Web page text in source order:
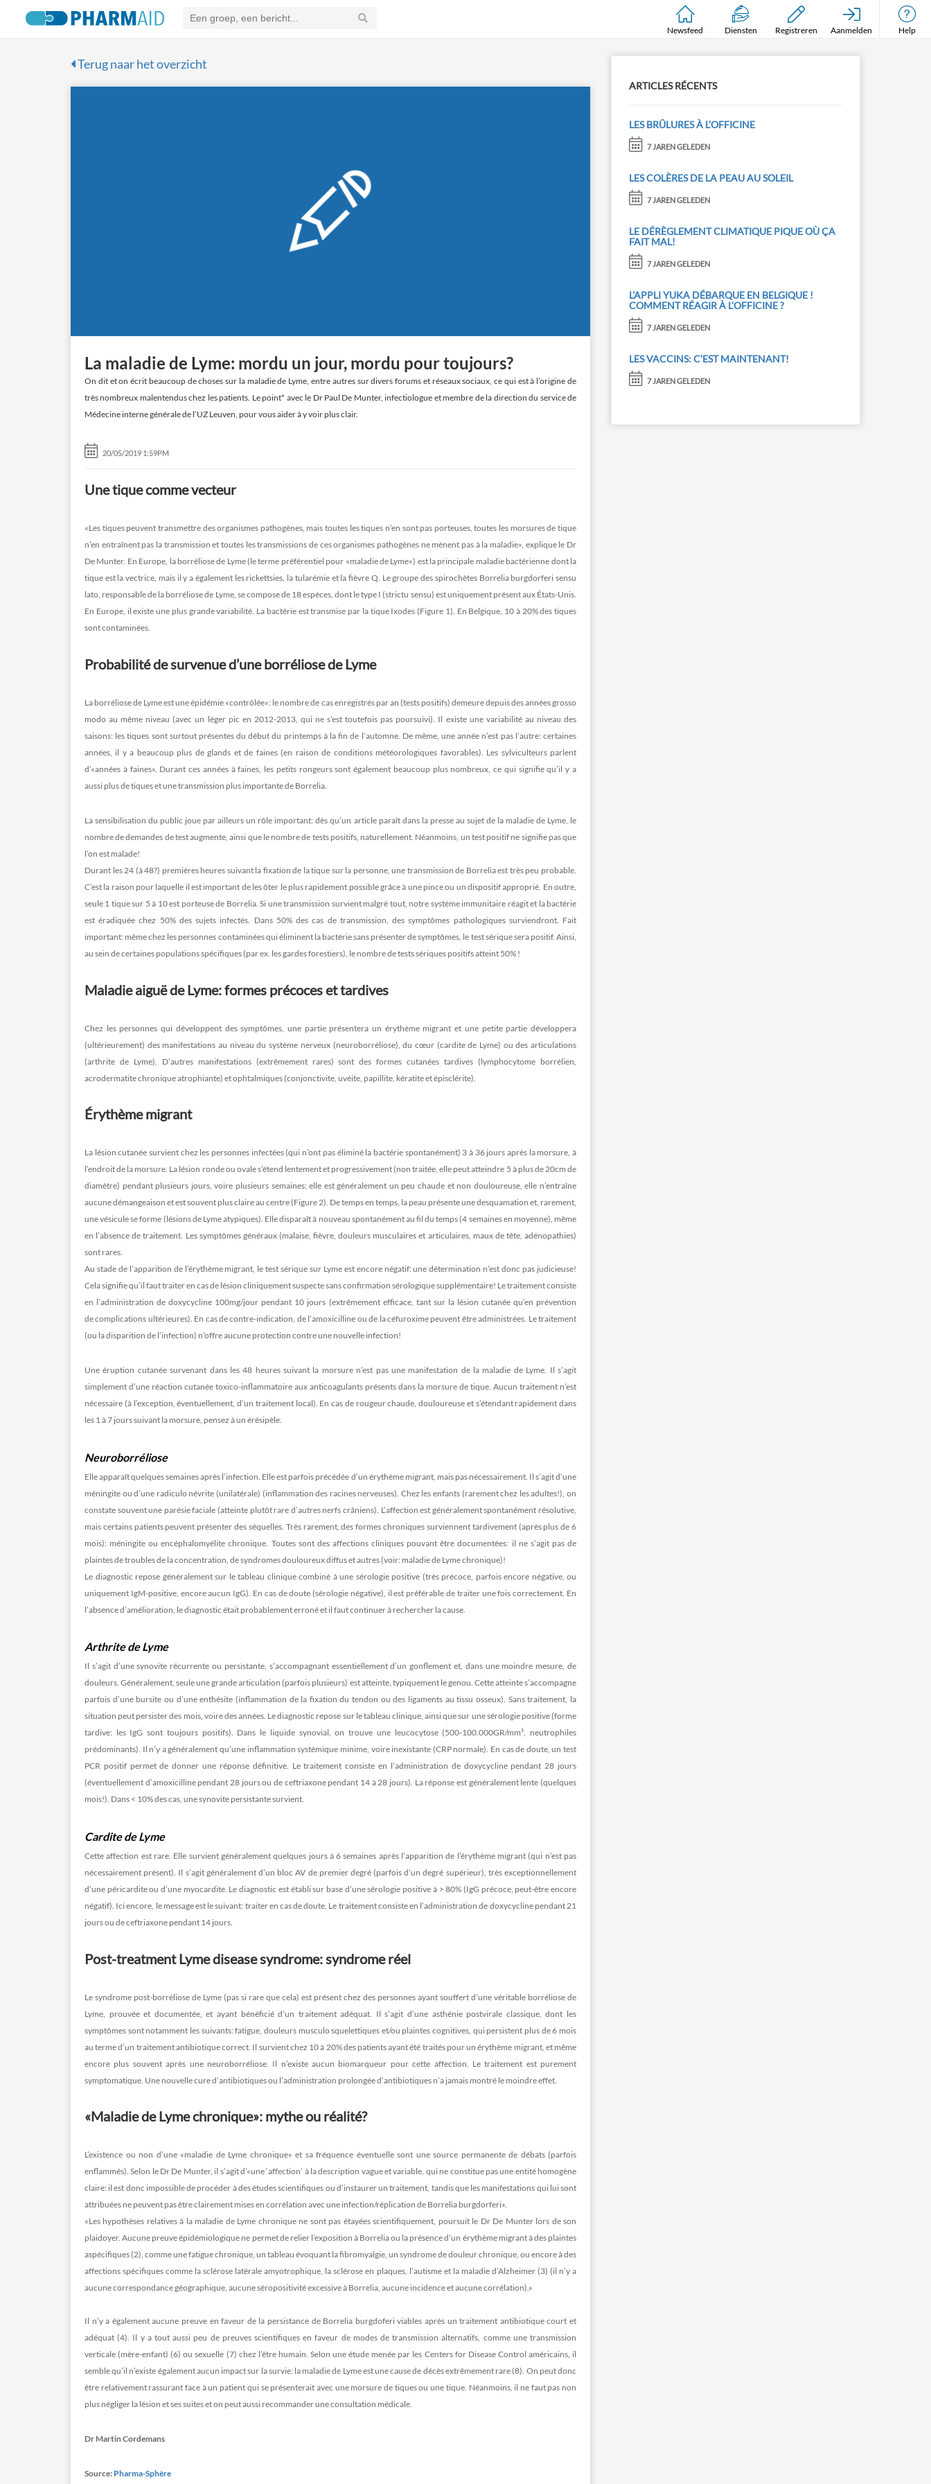
Newsfeed Diensten Registreren Aanmelden Help
Terug naar het overzicht
La maladie de Lyme: mordu un jour, mordu pour toujours?
On dit et on écrit beaucoup de choses sur la maladie de Lyme, entre autres sur divers forums et réseaux sociaux, ce qui est à l’origine de
très nombreux malentendus chez les patients. Le point* avec le Dr Paul De Munter, infectiologue et membre de la direction du service de
Médecine interne générale de l’UZ Leuven, pour vous aider à y voir plus clair.
20/05/2019 1:59PM
Une tique comme vecteur
«Les tiques peuvent transmettre des organismes pathogènes, mais toutes les tiques n’en sont pas porteuses, toutes les morsures de tique
n’en entraînent pas la transmission et toutes les transmissions de ces organismes pathogènes ne mènent pas à la maladie», explique le Dr
De Munter. En Europe, la borréliose de Lyme (le terme préférentiel pour «maladie de Lyme») est la principale maladie bactérienne dont la
tique est la vectrice, mais il y a également les rickettsies, la tularémie et la fièvre Q. Le groupe des spirochètes Borrelia burgdorferi sensu
lato, responsable de la borréliose de Lyme, se compose de 18 espèces, dont le type I (strictu sensu) est uniquement présent aux États-Unis.
En Europe, il existe une plus grande variabilité. La bactérie est transmise par la tique Ixodes (Figure 1). En Belgique, 10 à 20% des tiques
sont contaminées.
Probabilité de survenue d’une borréliose de Lyme
La borréliose de Lyme est une épidémie «contrôlée»: le nombre de cas enregistrés par an (tests positifs) demeure depuis des années grosso
modo au même niveau (avec un léger pic en 2012-2013, qui ne s’est toutefois pas poursuivi). Il existe une variabilité au niveau des
saisons: les tiques sont surtout présentes du début du printemps à la fin de l’automne. De même, une année n’est pas l’autre: certaines
années, il y a beaucoup plus de glands et de faines (en raison de conditions météorologiques favorables). Les sylviculteurs parlent
d’«années à faines». Durant ces années à faines, les petits rongeurs sont également beaucoup plus nombreux, ce qui signifie qu’il y a
aussi plus de tiques et une transmission plus importante de Borrelia.
La sensibilisation du public joue par ailleurs un rôle important: dès qu’un article paraît dans la presse au sujet de la maladie de Lyme, le
nombre de demandes de test augmente, ainsi que le nombre de tests positifs, naturellement. Néanmoins, un test positif ne signifie pas que
l’on est malade!
Durant les 24 (à 48?) premières heures suivant la fixation de la tique sur la personne, une transmission de Borrelia est très peu probable.
C’est la raison pour laquelle il est important de les ôter le plus rapidement possible grâce à une pince ou un dispositif approprié. En outre,
seule 1 tique sur 5 à 10 est porteuse de Borrelia. Si une transmission survient malgré tout, notre système immunitaire réagit et la bactérie
est éradiquée chez 50% des sujets infectés. Dans 50% des cas de transmission, des symptômes pathologiques surviendront. Fait
important: même chez les personnes contaminées qui éliminent la bactérie sans présenter de symptômes, le test sérique sera positif. Ainsi,
au sein de certaines populations spécifiques (par ex. les gardes forestiers), le nombre de tests sériques positifs atteint 50% !
Maladie aiguë de Lyme: formes précoces et tardives
Chez les personnes qui développent des symptômes, une partie présentera un érythème migrant et une petite partie développera
(ultérieurement) des manifestations au niveau du système nerveux (neuroborréliose), du cœur (cardite de Lyme) ou des articulations
(arthrite de Lyme). D’autres manifestations (extrêmement rares) sont des formes cutanées tardives (lymphocytome borrélien,
acrodermatite chronique atrophiante) et ophtalmiques (conjonctivite, uvéite, papillite, kératite et épisclérite).
Érythème migrant
La lésion cutanée survient chez les personnes infectées (qui n’ont pas éliminé la bactérie spontanément) 3 à 36 jours après la morsure, à
l’endroit de la morsure. La lésion ronde ou ovale s’étend lentement et progressivement (non traitée, elle peut atteindre 5 à plus de 20cm de
diamètre) pendant plusieurs jours, voire plusieurs semaines; elle est généralement un peu chaude et non douloureuse, elle n’entraîne
aucune démangeaison et est souvent plus claire au centre (Figure 2). De temps en temps, la peau présente une desquamation et, rarement,
une vésicule se forme (lésions de Lyme atypiques). Elle disparaît à nouveau spontanément au fil du temps (4 semaines en moyenne), même
en l’absence de traitement. Les symptômes généraux (malaise, fièvre, douleurs musculaires et articulaires, maux de tête, adénopathies)
sont rares.
Au stade de l’apparition de l’érythème migrant, le test sérique sur Lyme est encore négatif: une détermination n’est donc pas judicieuse!
Cela signifie qu’il faut traiter en cas de lésion cliniquement suspecte sans confirmation sérologique supplémentaire! Le traitement consiste
en l’administration de doxycycline 100mg/jour pendant 10 jours (extrêmement efficace, tant sur la lésion cutanée qu’en prévention
de complications ultérieures). En cas de contre-indication, de l’amoxicilline ou de la céfuroxime peuvent être administrées. Le traitement
(ou la disparition de l’infection) n’offre aucune protection contre une nouvelle infection!
Une éruption cutanée survenant dans les 48 heures suivant la morsure n’est pas une manifestation de la maladie de Lyme. Il s’agit
simplement d’une réaction cutanée toxico-inflammatoire aux anticoagulants présents dans la morsure de tique. Aucun traitement n’est
nécessaire (à l’exception, éventuellement, d’un traitement local). En cas de rougeur chaude, douloureuse et s’étendant rapidement dans
les 1 à 7 jours suivant la morsure, pensez à un érésipèle.
Neuroborréliose
Elle apparaît quelques semaines après l’infection. Elle est parfois précédée d’un érythème migrant, mais pas nécessairement. Il s’agit d’une
méningite ou d’une radiculo névrite (unilatérale) (inflammation des racines nerveuses). Chez les enfants (rarement chez les adultes!), on
constate souvent une parésie faciale (atteinte plutôt rare d’autres nerfs crâniens). L’affection est généralement spontanément résolutive,
mais certains patients peuvent présenter des séquelles. Très rarement, des formes chroniques surviennent tardivement (après plus de 6
mois): méningite ou encéphalomyélite chronique. Toutes sont des affections cliniques pouvant être documentées: il ne s’agit pas de
plaintes de troubles de la concentration, de syndromes douloureux diffus et autres (voir: maladie de Lyme chronique)!
Le diagnostic repose généralement sur le tableau clinique combiné à une sérologie positive (très précoce, parfois encore négative, ou
uniquement IgM-positive, encore aucun IgG). En cas de doute (sérologie négative), il est préférable de traiter une fois correctement. En
l’absence d’amélioration, le diagnostic était probablement erroné et il faut continuer à rechercher la cause.
Arthrite de Lyme
Il s’agit d’une synovite récurrente ou persistante, s’accompagnant essentiellement d’un gonflement et, dans une moindre mesure, de
douleurs. Généralement, seule une grande articulation (parfois plusieurs) est atteinte, typiquement le genou. Cette atteinte s’accompagne
parfois d’une bursite ou d’une enthésite (inflammation de la fixation du tendon ou des ligaments au tissu osseux). Sans traitement, la
situation peut persister des mois, voire des années. Le diagnostic repose sur le tableau clinique, ainsi que sur une sérologie positive (forme
tardive: les IgG sont toujours positifs). Dans le liquide synovial, on trouve une leucocytose (500-100.000GR/mm³, neutrophiles
prédominants). Il n’y a généralement qu’une inflammation systémique minime, voire inexistante (CRP normale). En cas de doute, un test
PCR positif permet de donner une réponse définitive. Le traitement consiste en l’administration de doxycycline pendant 28 jours
(éventuellement d’amoxicilline pendant 28 jours ou de ceftriaxone pendant 14 à 28 jours). La réponse est généralement lente (quelques
mois!). Dans < 10% des cas, une synovite persistante survient.
Cardite de Lyme
Cette affection est rare. Elle survient généralement quelques jours à 6 semaines après l’apparition de l’érythème migrant (qui n’est pas
nécessairement présent). Il s’agit généralement d’un bloc AV de premier degré (parfois d’un degré supérieur), très exceptionnellement
d’une péricardite ou d’une myocardite. Le diagnostic est établi sur base d’une sérologie positive à > 80% (IgG précoce, peut-être encore
négatif). Ici encore, le message est le suivant: traiter en cas de doute. Le traitement consiste en l’administration de doxycycline pendant 21
jours ou de ceftriaxone pendant 14 jours.
Post-treatment Lyme disease syndrome: syndrome réel
Le syndrome post-borréliose de Lyme (pas si rare que cela) est présent chez des personnes ayant souffert d’une véritable borréliose de
Lyme, prouvée et documentée, et ayant bénéficié d’un traitement adéquat. Il s’agit d’une asthénie postvirale classique, dont les
symptômes sont notamment les suivants: fatigue, douleurs musculo squelettiques et/ou plaintes cognitives, qui persistent plus de 6 mois
au terme d’un traitement antibiotique correct. Il survient chez 10 à 20% des patients ayant été traités pour un érythème migrant, et même
encore plus souvent après une neuroborréliose. Il n’existe aucun biomarqueur pour cette affection. Le traitement est purement
symptomatique. Une nouvelle cure d’antibiotiques ou l’administration prolongée d’antibiotiques n’a jamais montré le moindre effet.
«Maladie de Lyme chronique»: mythe ou réalité?
L’existence ou non d’une «maladie de Lyme chronique» et sa fréquence éventuelle sont une source permanente de débats (parfois
enflammés). Selon le Dr De Munter, il s’agit d’«une ‘affection’ à la description vague et variable, qui ne constitue pas une entité homogène
claire: il est donc impossible de procéder à des études scientifiques ou d’instaurer un traitement, tandis que les manifestations qui lui sont
attribuées ne peuvent pas être clairement mises en corrélation avec une infection/réplication de Borrelia burgdorferi».
«Les hypothèses relatives à la maladie de Lyme chronique ne sont pas étayées scientifiquement, poursuit le Dr De Munter lors de son
plaidoyer. Aucune preuve épidémiologique ne permet de relier l’exposition à Borrelia ou la présence d’un érythème migrant à des plaintes
aspécifiques (2), comme une fatigue chronique, un tableau évoquant la fibromyalgie, un syndrome de douleur chronique, ou encore à des
affections spécifiques comme la sclérose latérale amyotrophique, la sclérose en plaques, l’autisme et la maladie d’Alzheimer (3) (il n’y a
aucune correspondance géographique, aucune séropositivité excessive à Borrelia, aucune incidence et aucune corrélation).»
Il n’y a également aucune preuve en faveur de la persistance de Borrelia burgdoferi viables après un traitement antibiotique court et
adéquat (4). Il y a tout aussi peu de preuves scientifiques en faveur de modes de transmission alternatifs, comme une transmission
verticale (mère-enfant) (6) ou sexuelle (7) chez l’être humain. Selon une étude menée par les Centers for Disease Control américains, il
semble qu’il n’existe également aucun impact sur la survie: la maladie de Lyme est une cause de décès extrêmement rare (8). On peut donc
être relativement rassurant face à un patient qui se présenterait avec une morsure de tiques ou une tique. Néanmoins, il ne faut pas non
plus négliger la lésion et ses suites et on peut aussi recommander une consultation médicale.
Dr Martin Cordemans
Source: Pharma-Sphère
ARTICLES RÉCENTS
LES BRÛLURES À L’OFFICINE
7 JAREN GELEDEN
LES COLÈRES DE LA PEAU AU SOLEIL
7 JAREN GELEDEN
LE DÉRÈGLEMENT CLIMATIQUE PIQUE OÙ ÇA
FAIT MAL!
7 JAREN GELEDEN
L’APPLI YUKA DÉBARQUE EN BELGIQUE !
COMMENT RÉAGIR À L'OFFICINE ?
7 JAREN GELEDEN
LES VACCINS: C’EST MAINTENANT!
7 JAREN GELEDEN